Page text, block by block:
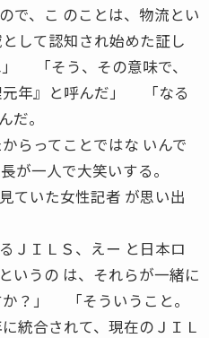
で、こ のことは、物流とい
して認知され始めた証し
「そう、その意味で、
元年』と呼んだ」 「なる
だ。
らってことではな いんで
一人で大笑いする。
ていた女性記者 が思い出
ＪＩＬＳ、えー と日本ロ
いうの は、それらが一緒に
？」 「そういうこと。
統合されて、現在のＪＩＬ